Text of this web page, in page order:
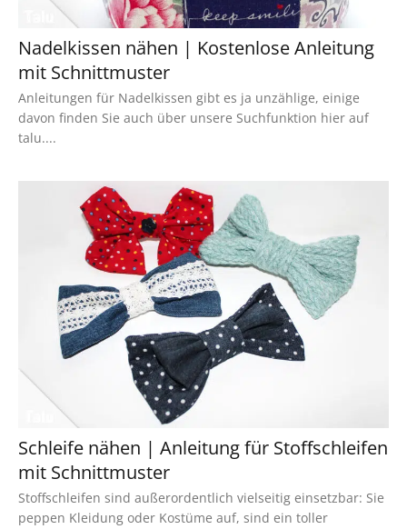
Nadelkissen nähen | Kostenlose Anleitung
mit Schnittmuster
Anleitungen für Nadelkissen gibt es ja unzählige, einige
davon finden Sie auch über unsere Suchfunktion hier auf
talu....
Schleife nähen | Anleitung für Stoffschleifen
mit Schnittmuster
Stoffschleifen sind außerordentlich vielseitig einsetzbar: Sie
peppen Kleidung oder Kostüme auf, sind ein toller